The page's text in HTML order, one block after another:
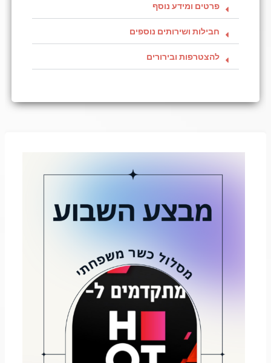
פרטים ומידע נוסף
חבילות ושירותים נוספים
להצטרפות ובירורים